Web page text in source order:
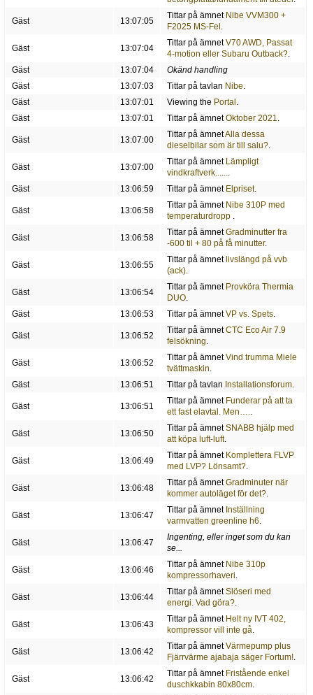
Gäst 13:07:05
Tittar på ämnet Nibe VVM300 +
F2025 MS-Fel .
Gäst 13:07:04
Tittar på ämnetV70 AWD, Passat
4-motion eller Subaru Outback?.
Gäst
13:07:04
Okänd handling
Gäst
13:07:03 Tittar på tavlan Nibe.
Gäst
13:07:01 Viewing the Portal .
Gäst
13:07:01 Tittar på ämnetOktober 2021.
Gäst 13:07:00
Tittar på ämnetAlla dessa
dieselbilar som är till salu?.
Gäst 13:07:00
Tittar på ämnet Lämpligt
vindkraftverk.......
Gäst
13:06:59 Tittar på ämnet Elpriset.
Gäst 13:06:58
Tittar på ämnet Nibe 310P med
temperaturdropp .
Gäst 13:06:58
Tittar på ämnetGradminutter fra
-600 til + 80 på få minutter.
Gäst 13:06:55
Tittar på ämnet livslängd på vvb
(ack).
Gäst 13:06:54
Tittar på ämnet Provköra Thermia
DUO.
Gäst
13:06:53 Tittar på ämnetVP vs. Spets.
Gäst 13:06:52
Tittar på ämnetCTC Eco Air 7.9
felsökning.
Gäst 13:06:52
Tittar på ämnetVind trumma Miele
tvättmaskin.
Gäst
13:06:51 Tittar på tavlan Installationsforum.
Gäst 13:06:51
Tittar på ämnet Funderar på att ta
ett fast elavtal. Men…..
Gäst 13:06:50
Tittar på ämnetSNABB hjälp med
att köpa luft-luft.
Gäst 13:06:49
Tittar på ämnet Komplettera FLVP
med LVP? Lönsamt?.
Gäst 13:06:48
Tittar på ämnetGradminuter när
kommer autoläget för det?.
Gäst 13:06:47
Tittar på ämnet Inställning
varmvatten greenline h6.
Gäst 13:06:47
Ingenting, eller inget som du kan
se...
Gäst 13:06:46
Tittar på ämnet Nibe 310p
kompressorhaveri.
Gäst 13:06:44
Tittar på ämnetSlöseri med
energi. Vad göra?.
Gäst 13:06:43
Tittar på ämnet Helt ny IVT 402,
kompressor vill inte gå.
Gäst 13:06:42
Tittar på ämnetVärmepump plus
Fjärrvärme ajabaja säger Fortum!.
Gäst 13:06:42
Tittar på ämnet Fristående enkel
duschkkabin 80x80cm.